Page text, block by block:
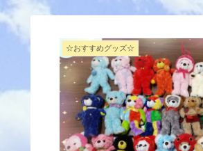
☆おすすめグッズ☆